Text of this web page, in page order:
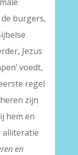
burgers,
Jezus
voedt,
regel
zijn
hem en
alliteratie
en